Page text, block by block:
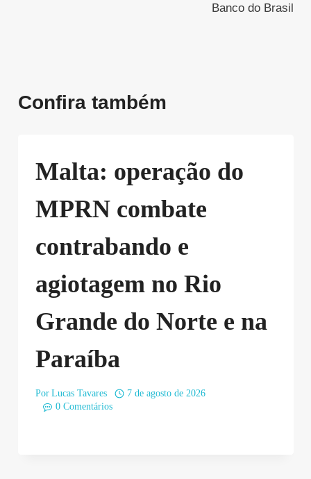
Banco do Brasil
Confira também
Malta: operação do
MPRN combate
contrabando e
agiotagem no Rio
Grande do Norte e na
Paraíba
Por Lucas Tavares
7 de agosto de 2026
0 Comentários